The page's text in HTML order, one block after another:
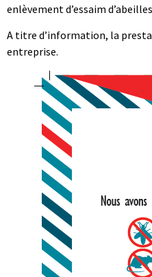
enlèvement d’essaim
A titre d’information, la
entreprise.